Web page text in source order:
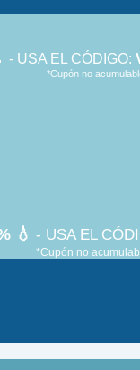
- USA EL CÓDIGO:
*Cupón no
💧 - USA EL
*Cupón no